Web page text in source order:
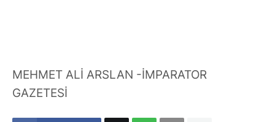
MEHMET ALİ ARSLAN -İMPARATOR
GAZETESİ